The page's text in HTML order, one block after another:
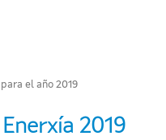
el año 2019
2019